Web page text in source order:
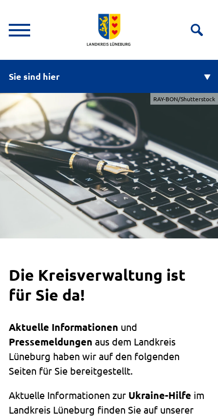
Sie sind hier
RAY-BON/Shutterstock
Die Kreisverwaltung ist
für Sie da!
Aktuelle Informationen und
Pressemeldungen aus dem Landkreis
Lüneburg haben wir auf den folgenden
Seiten für Sie bereitgestellt.
Aktuelle Informationen zur Ukraine-Hilfe im
Landkreis Lüneburg finden Sie auf unserer